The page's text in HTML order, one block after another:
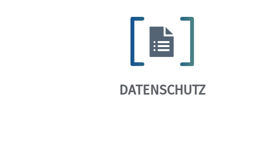
DATENSCHUTZ